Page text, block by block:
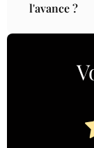
l'avance ?